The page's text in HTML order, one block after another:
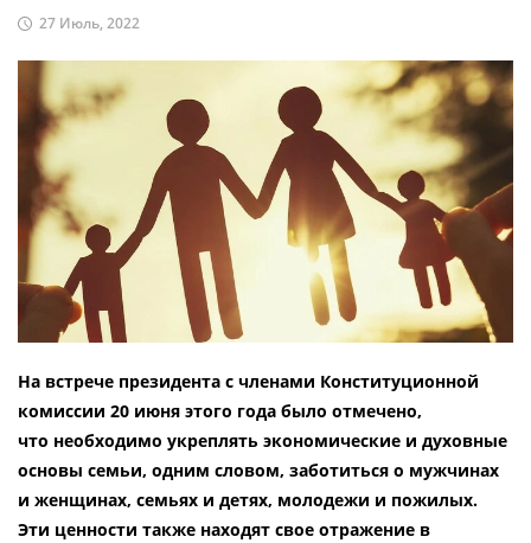
27 Июль, 2022
На встрече президента с членами Конституционной
комиссии 20 июня этого года было отмечено,
что необходимо укреплять экономические и духовные
основы семьи, одним словом, заботиться о мужчинах
и женщинах, семьях и детях, молодежи и пожилых.
Эти ценности также находят свое отражение в